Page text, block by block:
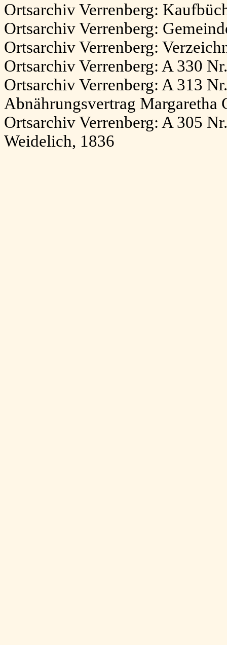
Ortsarchiv Verrenberg:
Ortsarchiv Verrenberg:
Ortsarchiv Verrenberg:
Ortsarchiv Verrenberg: A 330
Ortsarchiv Verrenberg: A 313
Abnährungsvertrag Margaretha
Ortsarchiv Verrenberg: A 305
Weidelich, 1836